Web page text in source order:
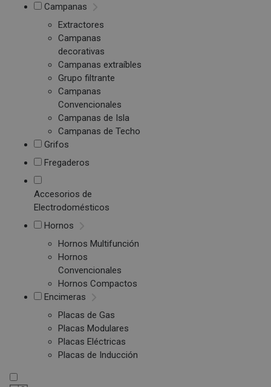
Campanas
Extractores
Campanas
decorativas
Campanas extraíbles
Grupo filtrante
Campanas
Convencionales
Campanas de Isla
Campanas de Techo
Grifos
Fregaderos
Accesorios de
Electrodomésticos
Hornos
Hornos Multifunción
Hornos
Convencionales
Hornos Compactos
Encimeras
Placas de Gas
Placas Modulares
Placas Eléctricas
Placas de Inducción